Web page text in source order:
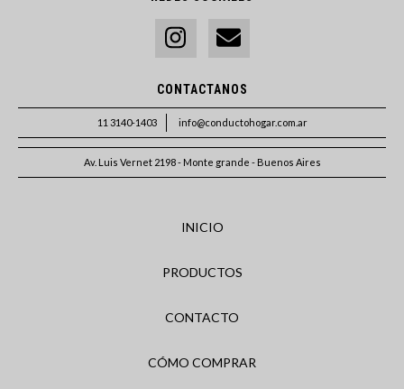
CONTACTANOS
11 3140-1403 info@conductohogar.com.ar
Av. Luis Vernet 2198 - Monte grande - Buenos Aires
INICIO
PRODUCTOS
CONTACTO
CÓMO COMPRAR